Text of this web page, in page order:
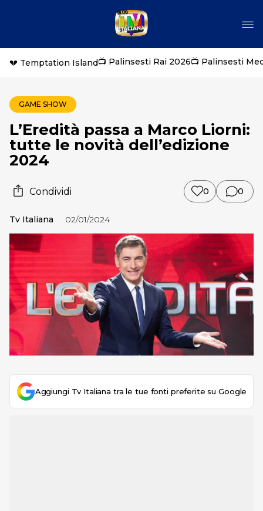
💔 Temptation Island📺 Palinsesti Rai 2026📺 Palinsesti
GAME SHOW
L’Eredità passa a Marco Liorni:
tutte le novità dell’edizione
2024
Condividi 0 0
Tv Italiana 02/01/2024
Aggiungi Tv Italiana tra le tue fonti preferite su Google